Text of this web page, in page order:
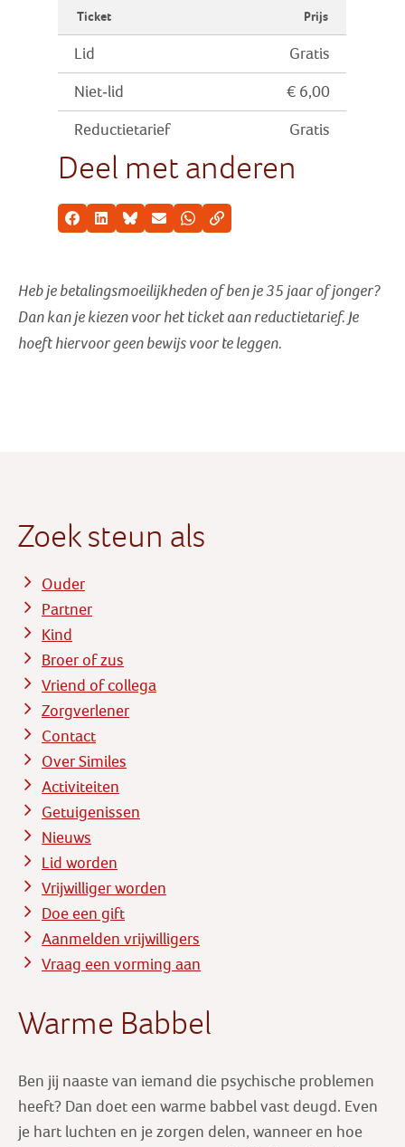
Ticket Prijs
Lid Gratis
Niet-lid € 6,00
Reductietarief Gratis
Deel met anderen
Facebook
LinkedInBlueskyE-mailWhatsappKopieer link
Heb je betalingsmoeilijkheden of ben je 35 jaar of jonger?
Dan kan je kiezen voor het ticket aan reductietarief. Je
hoeft hiervoor geen bewijs voor te leggen.
Zoek steun als
Ouder
Partner
Kind
Broer of zus
Vriend of collega
Zorgverlener
Contact
Over Similes
Activiteiten
Getuigenissen
Nieuws
Lid worden
Vrijwilliger worden
Doe een gift
Aanmelden vrijwilligers
Vraag een vorming aan
Warme Babbel
Ben jij naaste van iemand die psychische problemen
heeft? Dan doet een warme babbel vast deugd. Even
je hart luchten en je zorgen delen, wanneer en hoe